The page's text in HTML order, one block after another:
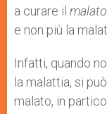
a curare il malato
e non più la
Infatti, quando
la malattia, si
malato, in